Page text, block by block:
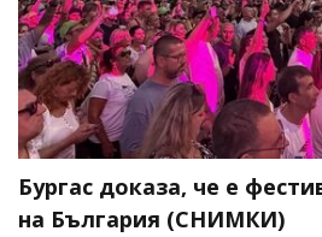
Бургас доказа, че е
на България (СНИМКИ)